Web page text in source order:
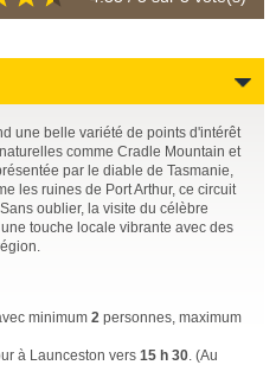
une belle variété de points d'intérêt
comme Cradle Mountain et
par le diable de Tasmanie,
les ruines de Port Arthur, ce circuit
oublier, la visite du célèbre
touche locale vibrante avec des
minimum 2 personnes, maximum
à Launceston vers 15 h 30. (Au